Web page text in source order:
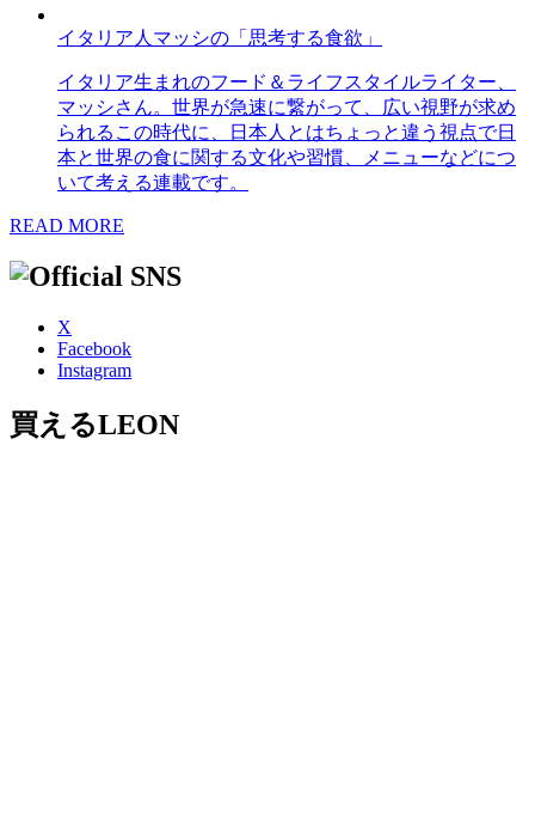
イタリア人マッシの「思考する食欲」
イタリア生まれのフード＆ライフスタイルライター、
マッシさん。世界が急速に繋がって、広い視野が求め
られるこの時代に、日本人とはちょっと違う視点で日
本と世界の食に関する文化や習慣、メニューなどにつ
いて考える連載です。
READ MORE
X
Facebook
Instagram
買えるLEON